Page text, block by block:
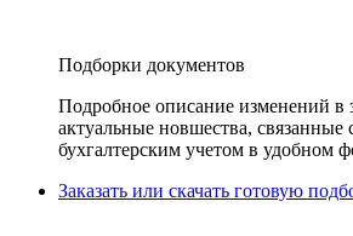
Подборки документов
Подробное описание изменений в
актуальные новшества, связанные
бухгалтерским учетом в удобном
Заказать или скачать готовую